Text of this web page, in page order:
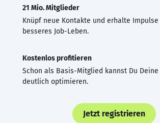
21 Mio. Mitglieder
Knüpf neue Kontakte und erhalte
besseres Job-Leben.
Kostenlos profitieren
Schon als Basis-Mitglied kannst Du Deine
deutlich optimieren.
Jetzt registrieren